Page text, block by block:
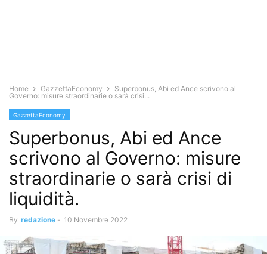
Home GazzettaEconomy
Superbonus, Abi ed Ance scrivono al
Governo: misure straordinarie o sarà crisi...
GazzettaEconomy
Superbonus, Abi ed Ance
scrivono al Governo: misure
straordinarie o sarà crisi di
liquidità.
By redazione - 10 Novembre 2022